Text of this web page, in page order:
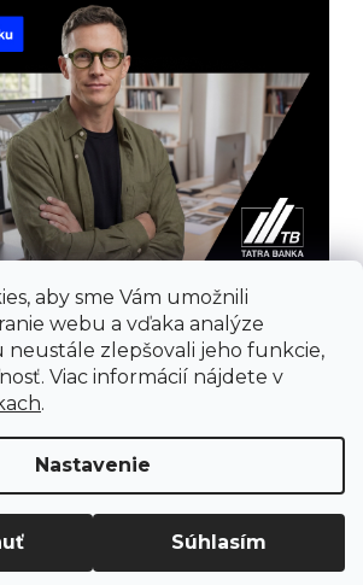
aby sme Vám umožnili
webu a vďaka analýze
neustále zlepšovali jeho funkcie,
Viac informácií nájdete v
.
Nastavenie
Súhlasím
Vytvoril Shoptet